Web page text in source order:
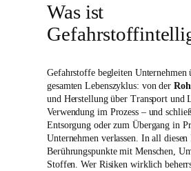
Was ist
Gefahrstoffe begleiten Unternehmen
gesamten Lebenszyklus: von der
und Herstellung über Transport und
Verwendung im Prozess – und
Entsorgung oder zum Übergang in
Unternehmen verlassen. In all diesen
Berührungspunkte mit Menschen,
Stoffen. Wer Risiken wirklich